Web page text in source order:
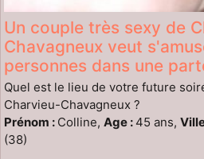
Un couple très sexy de
Chavagneux veut
personnes dans une
Quel est le lieu de votre future
Charvieu-Chavagneux ?
Prénom : Colline, Age : 45 ans,
(38)